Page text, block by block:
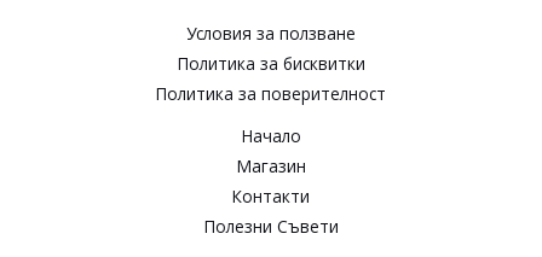
Условия за ползване​
Политика за бисквитки​
Политика за поверителност​
Начало
Магазин
Контакти
Полезни Съвети